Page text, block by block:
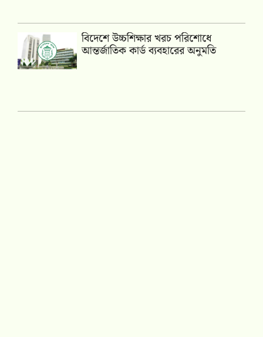
বিদেশে উচ্চশিক্ষার খরচ পরিশোধে
আন্তর্জাতিক কার্ড ব্যবহারের অনুমতি